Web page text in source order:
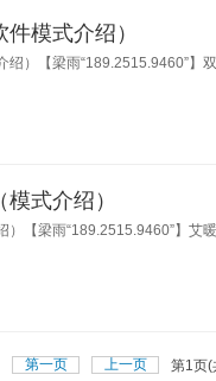
模式介绍）
绍）【梁雨“189.2515.9460”】
式介绍）
）【梁雨“189.2515.9460”】艾
第一页 上一页 第1页(